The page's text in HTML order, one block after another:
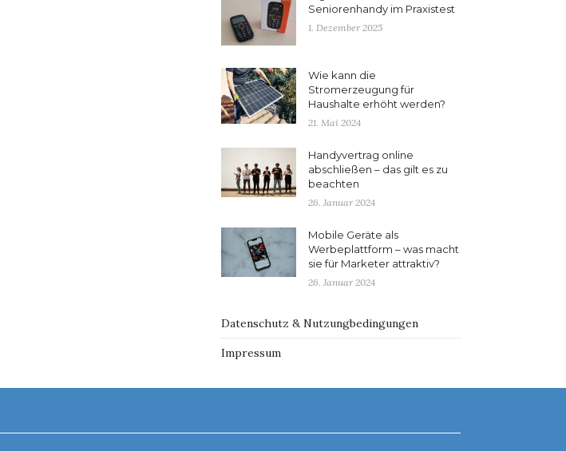
Seniorenhandy im Praxistest
1. Dezember 2025
Wie kann die
Stromerzeugung für
Haushalte erhöht werden?
21. Mai 2024
Handyvertrag online
abschließen – das gilt es zu
beachten
26. Januar 2024
Mobile Geräte als
Werbeplattform – was macht
sie für Marketer attraktiv?
26. Januar 2024
Datenschutz & Nutzungbedingungen
Impressum